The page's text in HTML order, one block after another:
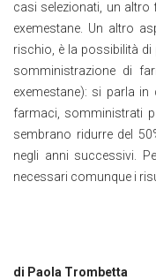
casi selezionati, un
exemestane. Un altro
rischio, è la possibilità
somministrazione di
exemestane): si parla
farmaci, somministrati
sembrano ridurre del
negli anni successivi.
necessari comunque i
di Paola Trombetta